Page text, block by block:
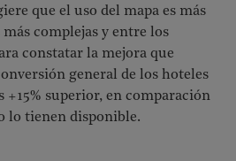
que el uso del mapa es más
complejas y entre los
constatar la mejora que
general de los hoteles
+15% superior, en comparación
lo tienen disponible.